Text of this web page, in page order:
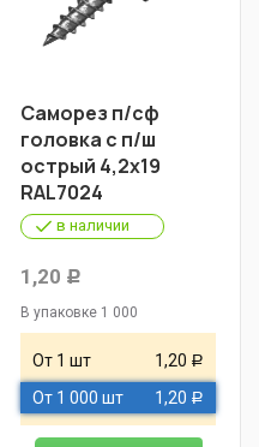
Саморез п/сф
головка с п/ш
острый 4,2х19
RAL7024
в наличии
1,20 Р
В упаковке 1 000
От 1 шт 1,20 Р
От 1 000 шт 1,20 Р